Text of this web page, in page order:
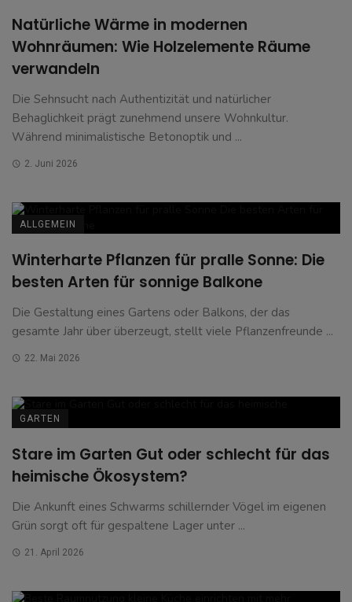
Natürliche Wärme in modernen
Wohnräumen: Wie Holzelemente Räume
verwandeln
Die Sehnsucht nach Authentizität und natürlicher
Behaglichkeit prägt zunehmend unsere Wohnkultur.
Während minimalistische Betonoptik und ...
2. Juni 2026
ALLGEMEIN
Winterharte Pflanzen für pralle Sonne: Die
besten Arten für sonnige Balkone
Die Gestaltung eines Gartens oder Balkons, der das
gesamte Jahr über überzeugt, stellt viele Pflanzenfreunde ...
22. Mai 2026
GARTEN
Stare im Garten Gut oder schlecht für das
heimische Ökosystem?
Die Ankunft eines Schwarms schillernder Vögel im eigenen
Grün sorgt oft für gespaltene Lager unter ...
21. April 2026